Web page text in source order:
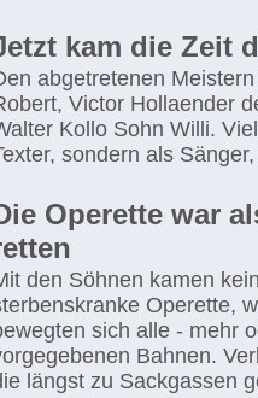
kam die Zeit
abgetretenen
Victor Hollaender
Kollo Sohn Willi.
sondern als
Operette war
den Söhnen kamen
Operette,
sich alle - mehr
Bahnen.
längst zu Sackgassen